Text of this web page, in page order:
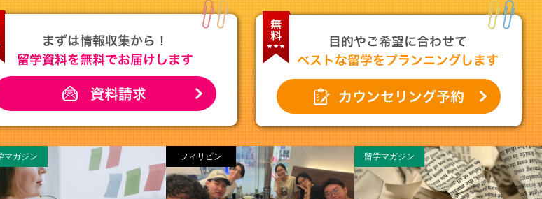
マガジン フィリピン 留学マガジン